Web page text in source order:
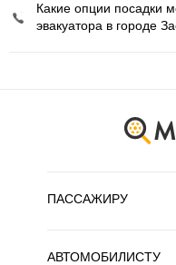
Какие опции посадки
эвакуатора в городе
ПАССАЖИРУ
АВТОМОБИЛИСТУ